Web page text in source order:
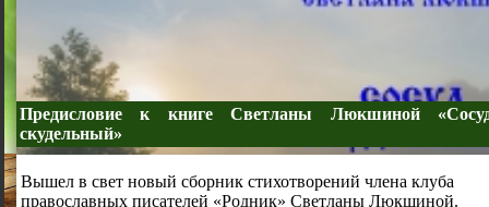
Предисловие к книге Светланы Люкшиной
скудельный»
Вышел в свет новый сборник стихотворений члена клуба
православных писателей «Родник» Светланы Люкшиной.